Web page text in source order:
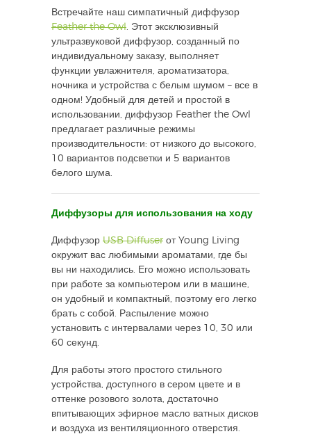
Встречайте наш симпатичный диффузор
Feather the Owl . Этот эксклюзивный
ультразвуковой диффузор, созданный по
индивидуальному заказу, выполняет
функции увлажнителя, ароматизатора,
ночника и устройства с белым шумом – все в
одном! Удобный для детей и простой в
использовании, диффузор Feather the Owl
предлагает различные режимы
производительности: от низкого до высокого,
10 вариантов подсветки и 5 вариантов
белого шума.
Диффузоры для использования на ходу
Диффузор USB Diffuser от Young Living
окружит вас любимыми ароматами, где бы
вы ни находились. Его можно использовать
при работе за компьютером или в машине,
он удобный и компактный, поэтому его легко
брать с собой. Распыление можно
установить с интервалами через 10, 30 или
60 секунд.
Для работы этого простого стильного
устройства, доступного в сером цвете и в
оттенке розового золота, достаточно
впитывающих эфирное масло ватных дисков
и воздуха из вентиляционного отверстия.